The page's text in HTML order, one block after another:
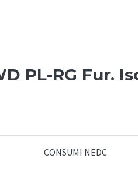
PL-RG Fur.
CONSUMI NEDC